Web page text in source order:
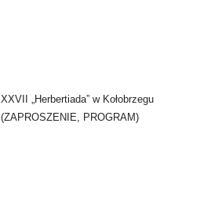
XXVII „Herbertiada” w Kołobrzegu
(ZAPROSZENIE, PROGRAM)